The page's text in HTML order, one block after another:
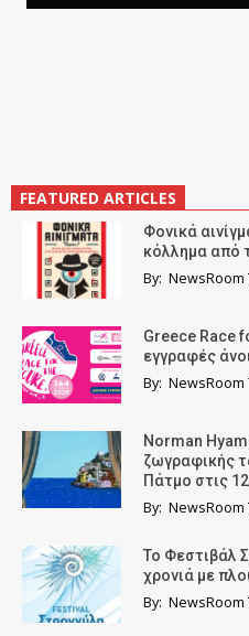
FEATURED ARTICLES
Φονικά
κόλλημα από
By: NewsRoom
Greece Race
εγγραφές
By: NewsRoom
Norman
ζωγραφικής
Πάτμο στις
By: NewsRoom
Το Φεστιβάλ
χρονιά με
By: NewsRoom